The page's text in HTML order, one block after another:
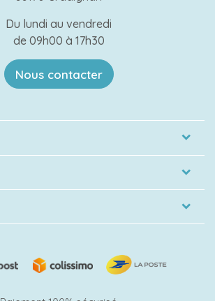
Du lundi au vendredi
de 09h00 à 17h30
Nous contacter